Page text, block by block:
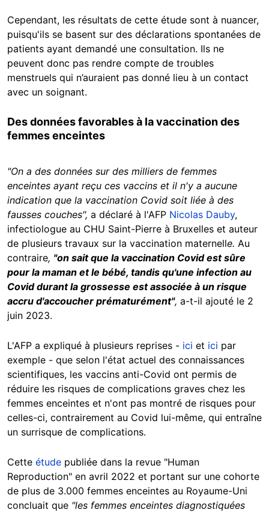
Cependant, les résultats de cette étude sont à nuancer,
puisqu'ils se basent sur des déclarations spontanées de
patients ayant demandé une consultation. Ils ne
peuvent donc pas rendre compte de troubles
menstruels qui n’auraient pas donné lieu à un contact
avec un soignant.
Des données favorables à la vaccination des
femmes enceintes
"On a des données sur des milliers de femmes
enceintes ayant reçu ces vaccins et il n'y a aucune
indication que la vaccination Covid soit liée à des
fausses couches", a déclaré à l'AFP Nicolas Dauby,
infectiologue au CHU Saint-Pierre à Bruxelles et auteur
de plusieurs travaux sur la vaccination maternelle. Au
contraire, "on sait que la vaccination Covid est sûre
pour la maman et le bébé, tandis qu'une infection au
Covid durant la grossesse est associée à un risque
accru d'accoucher prématurément", a-t-il ajouté le 2
juin 2023.
L'AFP a expliqué à plusieurs reprises - ici et ici par
exemple - que selon l'état actuel des connaissances
scientifiques, les vaccins anti-Covid ont permis de
réduire les risques de complications graves chez les
femmes enceintes et n'ont pas montré de risques pour
celles-ci, contrairement au Covid lui-même, qui entraîne
un surrisque de complications.
Cette étude publiée dans la revue "Human
Reproduction" en avril 2022 et portant sur une cohorte
de plus de 3.000 femmes enceintes au Royaume-Uni
concluait que "les femmes enceintes diagnostiquées